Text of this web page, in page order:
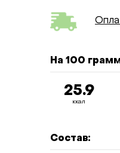
На 100
25.9
ккал
Состав: